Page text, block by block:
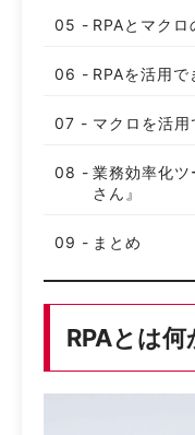
RPAとマク
RPAを活用で
マクロを活
業務効率化ツ
さん』
まとめ
RPAとは何